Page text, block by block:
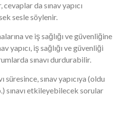
da sınav yapıcı
sesle söylenir.
ve iş sağlığı ve güvenliğine
yapıcı, iş sağlığı ve güvenliği
sınavı durdurabilir.
sınav yapıcıya (oldu
sınavı etkileyebilecek sorular